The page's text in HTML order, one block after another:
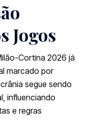
Jogos
Cortina 2026 já
marcado por
segue sendo
influenciando
e regras